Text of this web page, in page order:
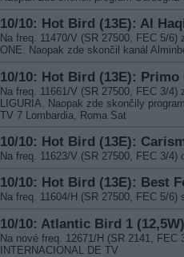
10/10: Hot Bird (13E): Al
Na freq. 11470/V (SR 27500, FEC 5/
ONE. Naopak zde skončil kanál
10/10: Hot Bird (13E):
Na freq. 11661/V (SR 27500, FEC 3/
LIGURIA. Naopak zde skončily
TV 7 Lombardia, Roma Sat
10/10: Hot Bird (13E):
Na freq. 11623/V (SR 27500, FEC 3/
10/10: Hot Bird (13E): Best
Na freq. 11604/H (SR 27500, FEC 5/
10/10: Atlantic Bird 1
Na nové freq. 12671/H (SR 2141,
INTERNACIONAL DE TV